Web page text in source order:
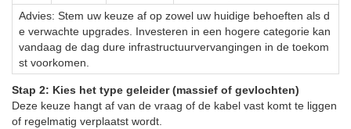
Advies: Stem uw keuze af op zowel uw huidige behoeften als d
e verwachte upgrades. Investeren in een hogere categorie kan
vandaag de dag dure infrastructuurvervangingen in de toekom
st voorkomen.
Stap 2: Kies het type geleider (massief of gevlochten)
Deze keuze hangt af van de vraag of de kabel vast komt te liggen
of regelmatig verplaatst wordt.